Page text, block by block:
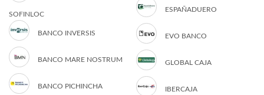
SOFINLOC
BANCO INVERSIS
BANCO MARE NOSTRUM
BANCO PICHINCHA
ESPAÑADUERO
EVO BANCO
GLOBAL CAJA
IBERCAJA